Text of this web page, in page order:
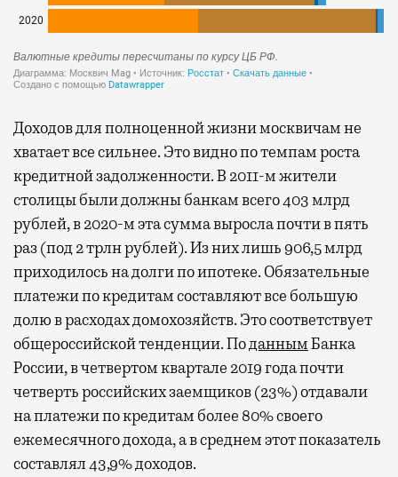
Доходов для полноценной жизни москвичам не
хватает все сильнее. Это видно по темпам роста
кредитной задолженности. В 2011-м жители
столицы были должны банкам всего 403 млрд
рублей, в 2020-м эта сумма выросла почти в пять
раз (под 2 трлн рублей). Из них лишь 906,5 млрд
приходилось на долги по ипотеке. Обязательные
платежи по кредитам составляют все большую
долю в расходах домохозяйств. Это соответствует
общероссийской тенденции. ПоданнымБанка
России, в четвертом квартале 2019 года почти
четверть российских заемщиков (23%) отдавали
на платежи по кредитам более 80% своего
ежемесячного дохода, а в среднем этот показатель
составлял 43,9% доходов.